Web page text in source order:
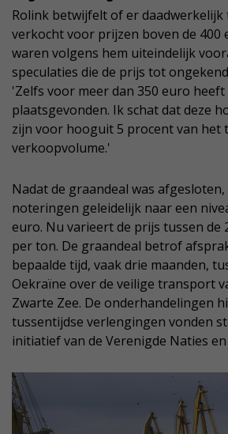
Rolink betwijfelt of er
verkocht voor prijzen boven de 400
waren volgens hem uiteindelijk
speculaties die de prijs tot
'Zelfs voor meer dan 350 euro
plaatsgevonden. Ik schat dat deze
zijn voor hooguit 5 procent van het
verkoopvolume.'
Nadat de graandeal was afgesloten,
noteringen geleidelijk naar een
euro. Nu varieert de prijs tussen de
per ton. De graandeal betrof
bepaalde tijd, vaak drie maanden,
Oekraïne over de veilige transport
Zwarte Zee. De onderhandelingen
tussentijdse verlengingen vonden
initiatief van de Verenigde Naties